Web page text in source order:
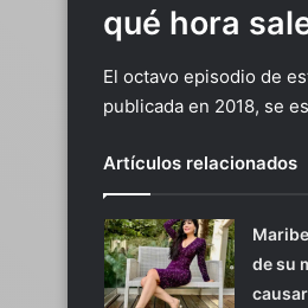
qué hora
El octavo episodio de
publicada en 2018, se
Artículos relacionados
de su